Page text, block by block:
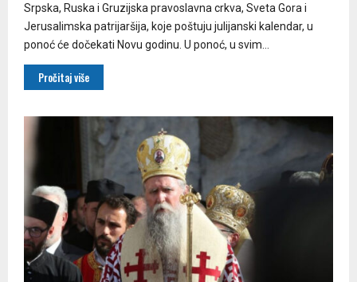
Srpska, Ruska i Gruzijska pravoslavna crkva, Sveta Gora i
Јerusalimska patrijaršija, koje poštuju julijanski kalendar, u
ponoć će dočekati Novu godinu. U ponoć, u svim...
Pročitaj više